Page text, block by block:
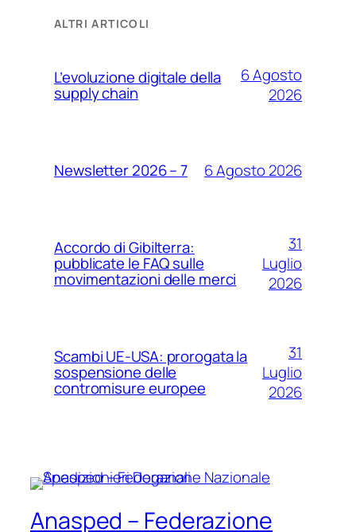
ALTRI ARTICOLI
L’evoluzione digitale della
supply chain
6 Agosto
2026
Newsletter 2026 – 7 6 Agosto 2026
Accordo di Gibilterra:
pubblicate le FAQ sulle
movimentazioni delle merci
31
Luglio
2026
Scambi UE-USA: prorogata la
sospensione delle
contromisure europee
31
Luglio
2026
Anasped – Federazione